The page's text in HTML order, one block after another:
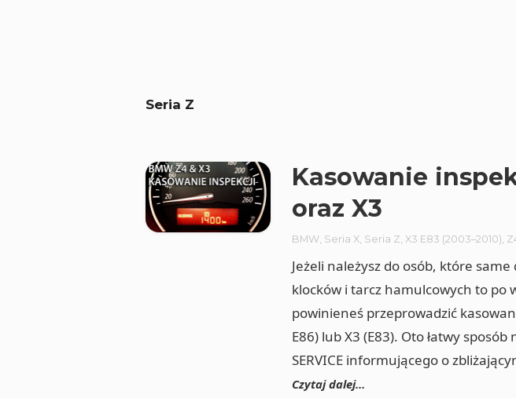
Seria Z
Kasowanie
oraz X3
BMW Seria X Seria Z X3 E83 (2003–2010)
Jeżeli należysz do osób, które
klocków i tarcz hamulcowych to po
powinieneś przeprowadzić
E86) lub X3 (E83). Oto łatwy
SERVICE informującego o
Czytaj dalej…